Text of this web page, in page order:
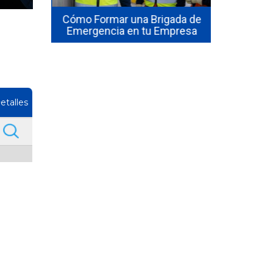
de
Cómo Formar una Brigada de
Emergencia en tu Empresa